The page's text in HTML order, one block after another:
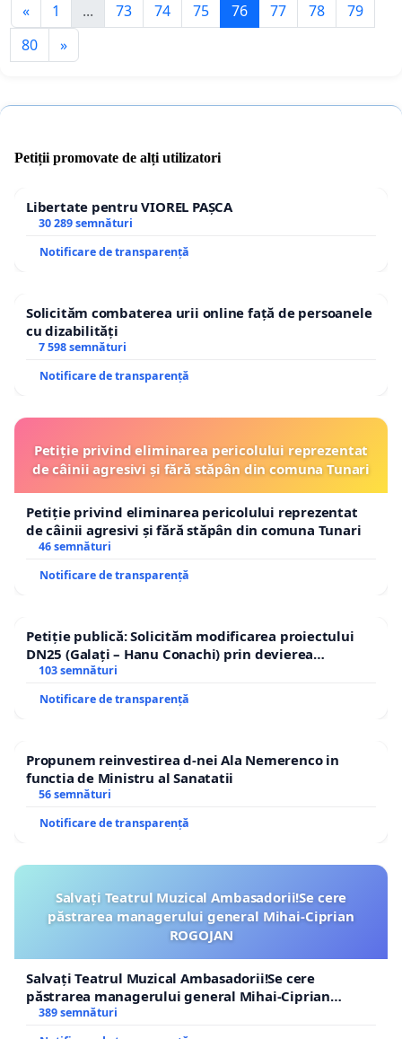
« 1 ... 73 74 75 76 77 78
79
80
»
Petiții promovate de alți utilizatori
Libertate pentru VIOREL PAȘCA
30 289 semnături
Notificare de transparență
Solicităm combaterea urii online față de persoanele
cu dizabilități
7 598 semnături
Notificare de transparență
Petiție privind eliminarea pericolului reprezentat
de câinii agresivi și fără stăpân din comuna Tunari
Petiție privind eliminarea pericolului reprezentat
de câinii agresivi și fără stăpân din comuna Tunari
46 semnături
Notificare de transparență
Petiție publică: Solicităm modificarea proiectului
DN25 (Galați – Hanu Conachi) prin devierea
traseului în afara localităților!
103 semnături
Notificare de transparență
Propunem reinvestirea d-nei Ala Nemerenco in
functia de Ministru al Sanatatii
56 semnături
Notificare de transparență
Salvați Teatrul Muzical Ambasadorii!Se cere
păstrarea managerului general Mihai-Ciprian
ROGOJAN
Salvați Teatrul Muzical Ambasadorii!Se cere
păstrarea managerului general Mihai-Ciprian
ROGOJAN
389 semnături